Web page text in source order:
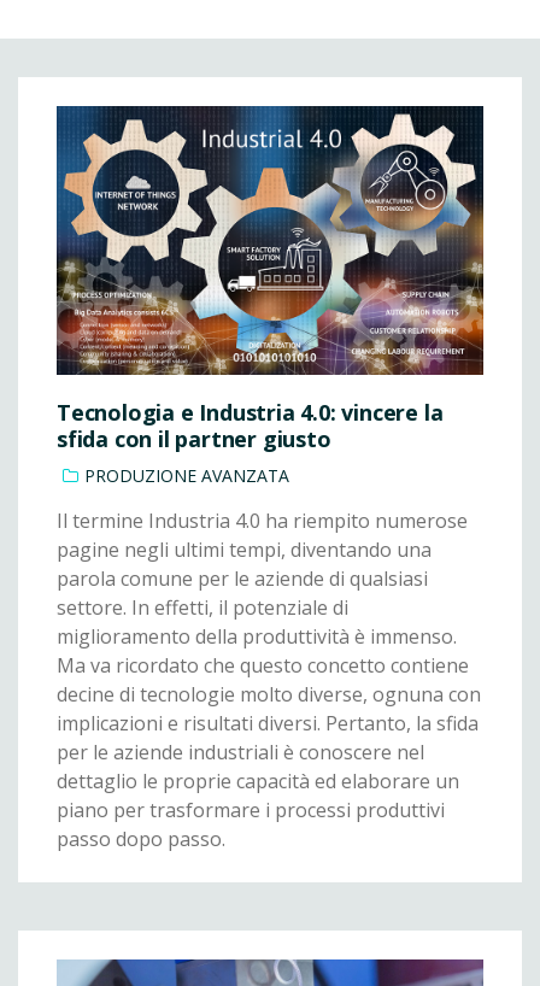
Tecnologia e Industria 4.0: vincere la
sfida con il partner giusto
PRODUZIONE AVANZATA
Il termine Industria 4.0 ha riempito numerose
pagine negli ultimi tempi, diventando una
parola comune per le aziende di qualsiasi
settore. In effetti, il potenziale di
miglioramento della produttività è immenso.
Ma va ricordato che questo concetto contiene
decine di tecnologie molto diverse, ognuna con
implicazioni e risultati diversi. Pertanto, la sfida
per le aziende industriali è conoscere nel
dettaglio le proprie capacità ed elaborare un
piano per trasformare i processi produttivi
passo dopo passo.